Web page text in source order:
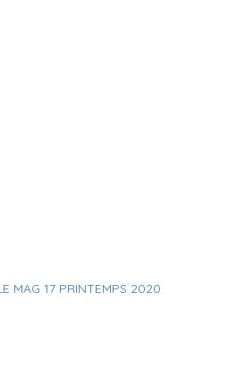
MAG 17 PRINTEMPS 2020